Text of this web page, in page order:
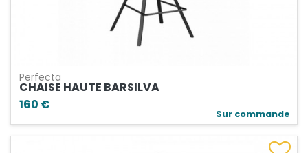
Perfecta
CHAISE HAUTE BARSILVA
160 €
Sur commande